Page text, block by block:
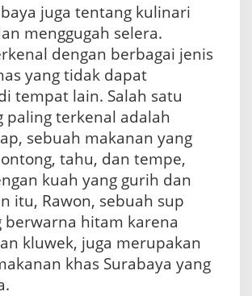
juga tentang kulinari
menggugah selera.
dengan berbagai jenis
yang tidak dapat
tempat lain. Salah satu
paling terkenal adalah
sebuah makanan yang
tahu, dan tempe,
kuah yang gurih dan
itu, Rawon, sebuah sup
berwarna hitam karena
kluwek, juga merupakan
khas Surabaya yang